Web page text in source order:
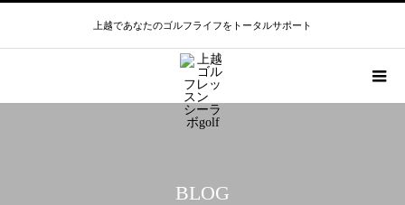
上越であなたのゴルフライフをトータルサポート
BLOG